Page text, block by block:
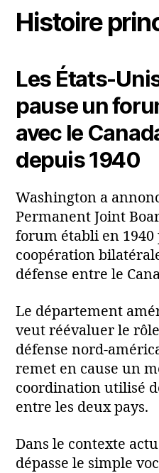
Histoire
Les États-
pause un
avec le
depuis 1940
Washington a
Permanent Joint
forum établi en
coopération
défense entre le
Le département
veut réévaluer le
défense
remet en cause un
coordination utilisé
entre les deux pays.
Dans le contexte
dépasse le simple